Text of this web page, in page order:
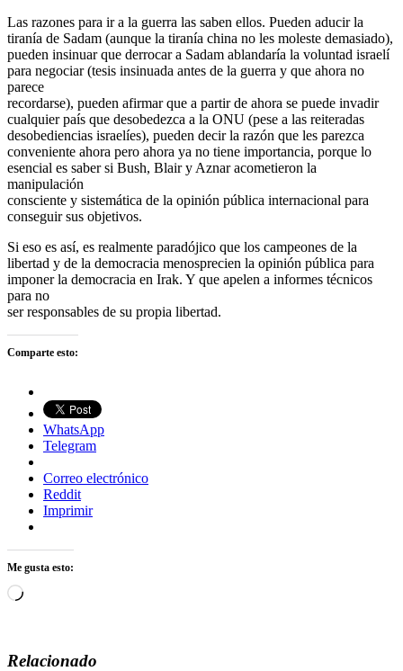
Las razones para ir a la guerra las saben ellos. Pueden aducir la
tiranía de Sadam (aunque la tiranía china no les moleste demasiado),
pueden insinuar que derrocar a Sadam ablandaría la voluntad israelí
para negociar (tesis insinuada antes de la guerra y que ahora no
parece
recordarse), pueden afirmar que a partir de ahora se puede invadir
cualquier país que desobedezca a la ONU (pese a las reiteradas
desobediencias israelíes), pueden decir la razón que les parezca
conveniente ahora pero ahora ya no tiene importancia, porque lo
esencial es saber si Bush, Blair y Aznar acometieron la
manipulación
consciente y sistemática de la opinión pública internacional para
conseguir sus objetivos.
Si eso es así, es realmente paradójico que los campeones de la
libertad y de la democracia menosprecien la opinión pública para
imponer la democracia en Irak. Y que apelen a informes técnicos
para no
ser responsables de su propia libertad.
Comparte esto:
WhatsApp
Telegram
Correo electrónico
Reddit
Imprimir
Me gusta esto:
Cargando...
Relacionado